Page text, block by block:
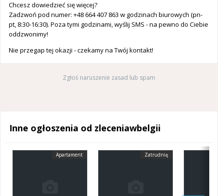
Chcesz dowiedzieć się więcej?
Zadzwoń pod numer: +48 664 407 863 w godzinach biurowych (pn-
pt, 8:30-16:30). Poza tymi godzinami, wyślij SMS - na pewno do Ciebie
oddzwonimy!
Nie przegap tej okazji - czekamy na Twój kontakt!
Zgłoś naruszenie zasad lub spam
Inne ogłoszenia od zleceniawbelgii
Apartament Zatrudnię